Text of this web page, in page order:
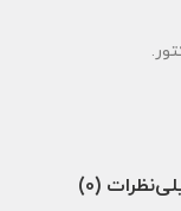
نظرات (0)